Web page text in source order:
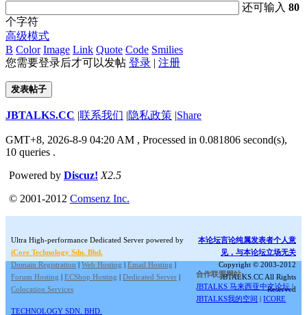
还可输入80
个字符
高级模式
B Color Image Link Quote Code Smilies
您需要登录后才可以发帖 登录 | 注册
发表帖子
JBTALKS.CC |联系我们 |隐私政策 |Share
GMT+8, 2026-8-9 04:20 AM , Processed in 0.081806 second(s),
10 queries .
Powered by Discuz! X2.5
© 2001-2012 Comsenz Inc.
Ultra High-performance Dedicated Server powered by
iCore Technology Sdn. Bhd.
Domain Registration | Web Hosting | Email Hosting |
Forum Hosting | ECShop Hosting | Dedicated Server |
Colocation Services
本论坛言论纯属发表者个人意
见，与本论坛立场无关
Copyright © 2003-2012
JBTALKS.CC All Rights
Reserved
合作联盟网站:
JBTALKS 马来西亚中文论坛 |
JBTALKS我的空间 |ICORE
TECHNOLOGY SDN. BHD.